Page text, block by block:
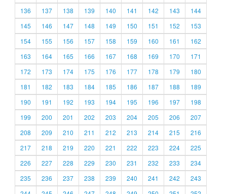
136
137 138 139 140 141 142 143
144
145
146 147 148 149 150 151 152
153
154
155 156 157 158 159 160 161
162
163
164 165 166 167 168 169 170
171
172
173 174 175 176 177 178 179
180
181
182 183 184 185 186 187 188
189
190
191 192 193 194 195 196 197
198
199
200 201 202 203 204 205 206
207
208
209 210 211 212 213 214 215
216
217
218 219 220 221 222 223 224
225
226
227 228 229 230 231 232 233
234
235
236 237 238 239 240 241 242
243